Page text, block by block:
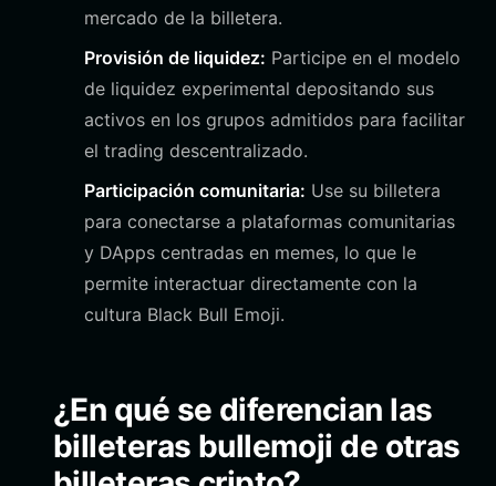
mercado de la billetera.
Provisión de liquidez: Participe en el modelo
de liquidez experimental depositando sus
activos en los grupos admitidos para facilitar
el trading descentralizado.
Participación comunitaria: Use su billetera
para conectarse a plataformas comunitarias
y DApps centradas en memes, lo que le
permite interactuar directamente con la
cultura Black Bull Emoji.
¿En qué se diferencian las
billeteras bullemoji de otras